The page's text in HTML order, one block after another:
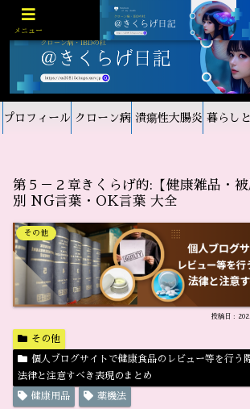
プロフィール クローン病 潰瘍性大腸炎 暮らし
第５－２章きくらげ的:【健康雑品・
別 NG言葉・OK言葉 大全
その他
その他
個人ブログサイトで健康食品のレビュー等を行う
法律と注意すべき表現のまとめ
健康用品 薬機法
メニュー